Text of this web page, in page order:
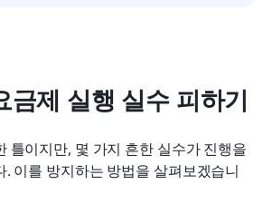
금제 실행 실수 피하기
틀이지만, 몇 가지 흔한 실수가 진행을
. 이를 방지하는 방법을 살펴보겠습니